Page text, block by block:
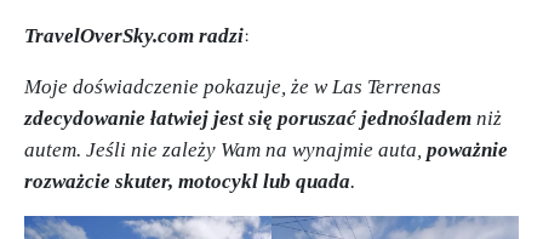
TravelOverSky.com radzi:
Moje doświadczenie pokazuje, że w Las Terrenas
zdecydowanie łatwiej jest się poruszać jednośladem niż
autem. Jeśli nie zależy Wam na wynajmie auta, poważnie
rozważcie skuter, motocykl lub quada.